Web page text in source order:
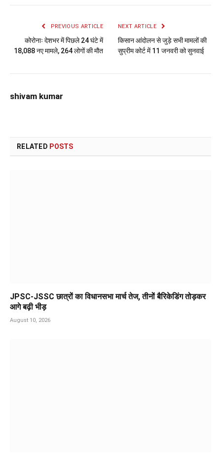
PREVIOUS ARTICLE
कोरोनाः देशभर में पिछले 24 घंटे में
18,088 नए मामले, 264 लोगों की मौत
NEXT ARTICLE
किसान आंदोलन से जुड़े सभी मामलों की
सुप्रीम कोर्ट में 11 जनवरी को सुनवाई
shivam kumar
RELATED POSTS
JPSC-JSSC छात्रों का विधानसभा मार्च तेज, तीनों बैरिकेडिंग तोड़कर
आगे बढ़ी भीड़
August 10, 2026